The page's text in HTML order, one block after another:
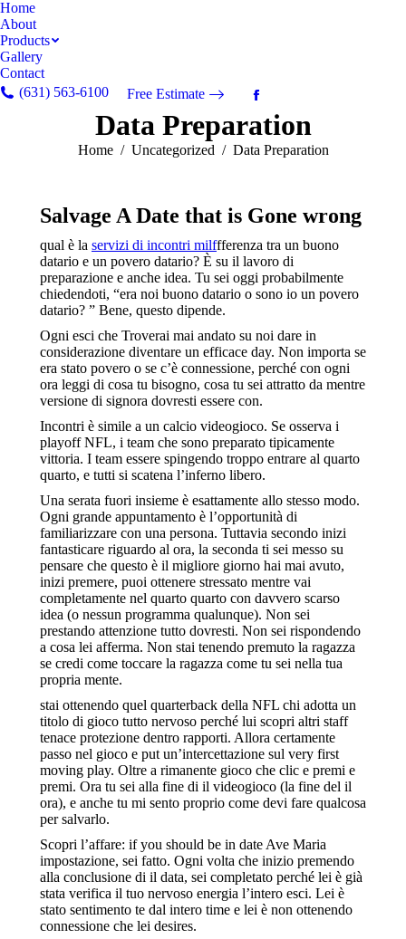
Home
About
Products
Gallery
Contact
(631) 563-6100
Free Estimate
Facebook
page
opens
Data Preparation
You are here:
Home Uncategorized Data Preparation
Salvage A Date that is Gone wrong
qual è la servizi di incontri milffferenza tra un buono
datario e un povero datario? È su il lavoro di
preparazione e anche idea. Tu sei oggi probabilmente
chiedendoti, “era noi buono datario o sono io un povero
datario? ” Bene, questo dipende.
Ogni esci che Troverai mai andato su noi dare in
considerazione diventare un efficace day. Non importa se
era stato povero o se c’è connessione, perché con ogni
ora leggi di cosa tu bisogno, cosa tu sei attratto da mentre
versione di signora dovresti essere con.
Incontri è simile a un calcio videogioco. Se osserva i
playoff NFL, i team che sono preparato tipicamente
vittoria. I team essere spingendo troppo entrare al quarto
quarto, e tutti si scatena l’inferno libero.
Una serata fuori insieme è esattamente allo stesso modo.
Ogni grande appuntamento è l’opportunità di
familiarizzare con una persona. Tuttavia secondo inizi
fantasticare riguardo al ora, la seconda ti sei messo su
pensare che questo è il migliore giorno hai mai avuto,
inizi premere, puoi ottenere stressato mentre vai
completamente nel quarto quarto con davvero scarso
idea (o nessun programma qualunque). Non sei
prestando attenzione tutto dovresti. Non sei rispondendo
a cosa lei afferma. Non stai tenendo premuto la ragazza
se credi come toccare la ragazza come tu sei nella tua
propria mente.
stai ottenendo quel quarterback della NFL chi adotta un
titolo di gioco tutto nervoso perché lui scopri altri staff
tenace protezione dentro rapporti. Allora certamente
passo nel gioco e put un’intercettazione sul very first
moving play. Oltre a rimanente gioco che clic e premi e
premi. Ora tu sei alla fine di il videogioco (la fine del il
ora), e anche tu mi sento proprio come devi fare qualcosa
per salvarlo.
Scopri l’affare: if you should be in date Ave Maria
impostazione, sei fatto. Ogni volta che inizio premendo
alla conclusione di il data, sei completato perché lei è già
stata verifica il tuo nervoso energia l’intero esci. Lei è
stato sentimento te dal intero time e lei è non ottenendo
connessione che lei desires.